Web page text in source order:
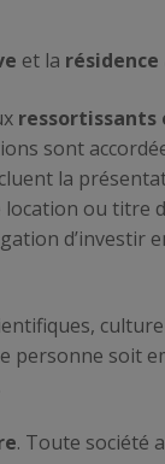
et la
sont
la
location ou
d’investir
soit
. Toute société